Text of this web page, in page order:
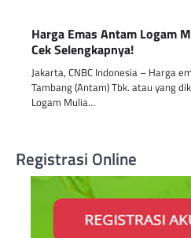
Harga Emas Antam Logam
Cek Selengkapnya!
Jakarta, CNBC Indonesia – Harga
Tambang (Antam) Tbk. atau yang
Logam Mulia…
Registrasi Online